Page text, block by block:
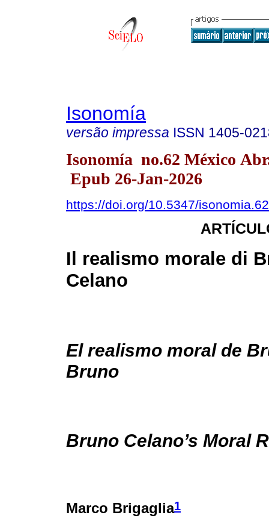
Isonomía
versão impressa ISSN 1405-
Isonomía no.62 México
Epub 26-Jan-2026
https://doi.org/10.5347/
Il realismo morale di
Celano
El realismo moral de
Bruno
Bruno Celano’s Moral
Marco Brigaglia1